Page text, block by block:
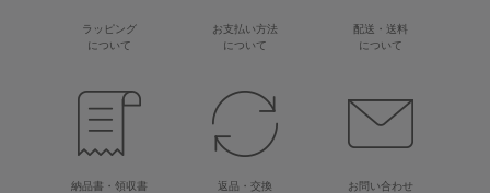
ラッピング
について
お支払い方法
について
配送・送料
について
納品書・領収書
返品・交換
お問い合わせ